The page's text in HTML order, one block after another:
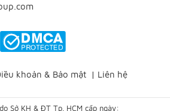
khoản & Bảo mật | Liên hệ
Sở KH & ĐT Tp. HCM cấp ngày: